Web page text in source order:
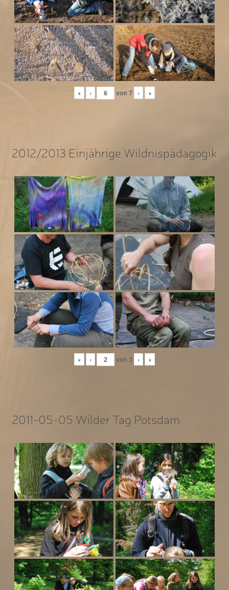
« ‹ von 7 › »
2012/2013 Einjährige Wildnispädagogik
« ‹ von 3 › »
2011-05-05 Wilder Tag Potsdam